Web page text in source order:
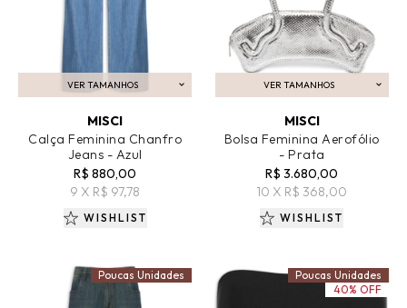
VER TAMANHOS
ADICIONAR AO CARRINHO
MISCI
Calça Feminina Chanfro
Jeans - Azul
R$ 880,00
9 X R$ 97,78
WISHLIST
VER TAMANHOS
ADICIONAR AO CARRINHO
MISCI
Bolsa Feminina Aerofólio
- Prata
R$ 3.680,00
10 X R$ 368,00
WISHLIST
Poucas Unidades
Poucas Unidades
40% OFF